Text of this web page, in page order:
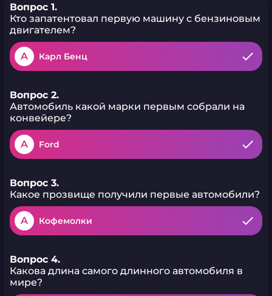
Вопрос 1.
Кто запатентовал первую машину с бензиновым
двигателем?
A Карл Бенц
Вопрос 2.
Автомобиль какой марки первым собрали на
конвейере?
A Ford
Вопрос 3.
Какое прозвище получили первые автомобили?
A Кофемолки
Вопрос 4.
Какова длина самого длинного автомобиля в
мире?